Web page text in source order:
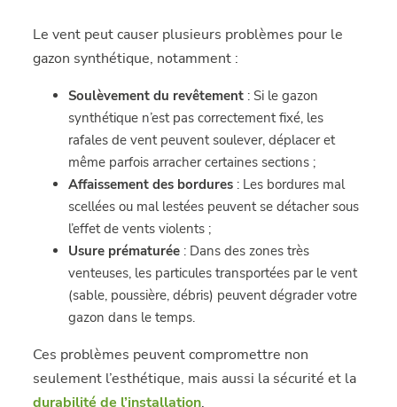
Le vent peut causer plusieurs problèmes pour le
gazon synthétique, notamment :
Soulèvement du revêtement : Si le gazon
synthétique n’est pas correctement fixé, les
rafales de vent peuvent soulever, déplacer et
même parfois arracher certaines sections ;
Affaissement des bordures : Les bordures mal
scellées ou mal lestées peuvent se détacher sous
l’effet de vents violents ;
Usure prématurée : Dans des zones très
venteuses, les particules transportées par le vent
(sable, poussière, débris) peuvent dégrader votre
gazon dans le temps.
Ces problèmes peuvent compromettre non
seulement l’esthétique, mais aussi la sécurité et la
durabilité de l’installation.